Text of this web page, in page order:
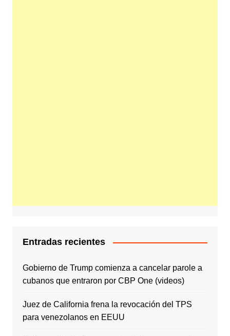
Entradas recientes
Gobierno de Trump comienza a cancelar parole a
cubanos que entraron por CBP One (videos)
Juez de California frena la revocación del TPS
para venezolanos en EEUU